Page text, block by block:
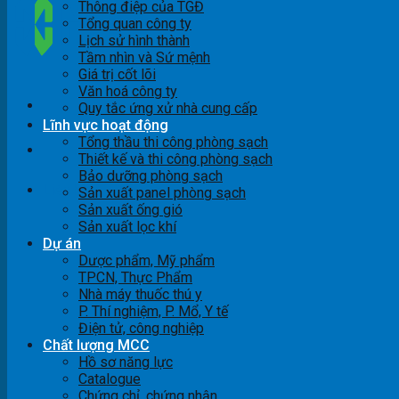
Liên hệ
Thông điệp của TGĐ
Tổng quan công ty
Lịch sử hình thành
Tầm nhìn và Sứ mệnh
Giá trị cốt lõi
Văn hoá công ty
Quy tắc ứng xử nhà cung cấp
Lĩnh vực hoạt động
Tổng thầu thi công phòng sạch
Thiết kế và thi công phòng sạch
Bảo dưỡng phòng sạch
Sản xuất panel phòng sạch
Sản xuất ống gió
Sản xuất lọc khí
Dự án
Dược phẩm, Mỹ phẩm
TPCN, Thực Phẩm
Nhà máy thuốc thú y
P. Thí nghiệm, P. Mổ, Y tế
Điện tử, công nghiệp
Chất lượng MCC
Hồ sơ năng lực
Catalogue